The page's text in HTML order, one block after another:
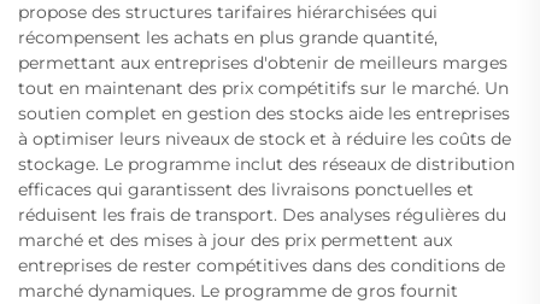
propose des structures tarifaires hiérarchisées qui
récompensent les achats en plus grande quantité,
permettant aux entreprises d'obtenir de meilleurs marges
tout en maintenant des prix compétitifs sur le marché. Un
soutien complet en gestion des stocks aide les entreprises
à optimiser leurs niveaux de stock et à réduire les coûts de
stockage. Le programme inclut des réseaux de distribution
efficaces qui garantissent des livraisons ponctuelles et
réduisent les frais de transport. Des analyses régulières du
marché et des mises à jour des prix permettent aux
entreprises de rester compétitives dans des conditions de
marché dynamiques. Le programme de gros fournit